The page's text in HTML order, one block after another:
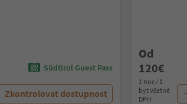
Südtirol Guest Pass
Zkontrolovat dostupnost
Od
120€
1 noc / 1
byt Včetně
DPH